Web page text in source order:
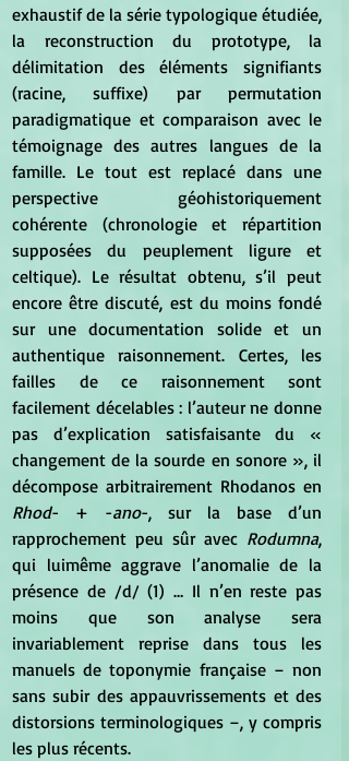
exhaustif de la série typologique étudiée,
la reconstruction du prototype, la
délimitation des éléments signifiants
(racine, suffixe) par permutation
paradigmatique et comparaison avec le
témoignage des autres langues de la
famille. Le tout est replacé dans une
perspective géohistoriquement
cohérente (chronologie et répartition
supposées du peuplement ligure et
celtique). Le résultat obtenu, s’il peut
encore être discuté, est du moins fondé
sur une documentation solide et un
authentique raisonnement. Certes, les
failles de ce raisonnement sont
facilement décelables : l’auteur ne donne
pas d’explication satisfaisante du «
changement de la sourde en sonore », il
Rhod- + -ano-, sur la base d’un
rapprochement peu sûr avec Rodumna,
qui luimême aggrave l’anomalie de la
présence de /d/ (1) … Il n’en reste pas
moins que son analyse sera
invariablement reprise dans tous les
manuels de toponymie française – non
sans subir des appauvrissements et des
distorsions terminologiques –, y compris
les plus récents.